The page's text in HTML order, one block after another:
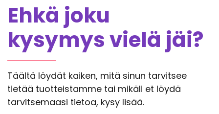
Ehkä joku
kysymys vielä jäi?
Täältä löydät kaiken, mitä sinun tarvitsee
tietää tuotteistamme tai mikäli et löydä
tarvitsemaasi tietoa, kysy lisää.